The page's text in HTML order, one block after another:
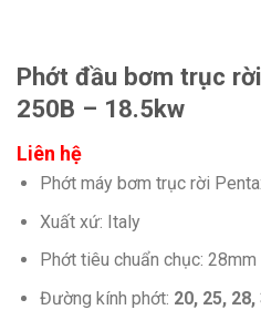
Phớt đầu bơm trục
250B – 18.5kw
Liên hệ
Phớt máy bơm trục rời
Xuất xứ: Italy
Phớt tiêu chuẩn chục: 28mm
Đường kính phớt: 20, 25,